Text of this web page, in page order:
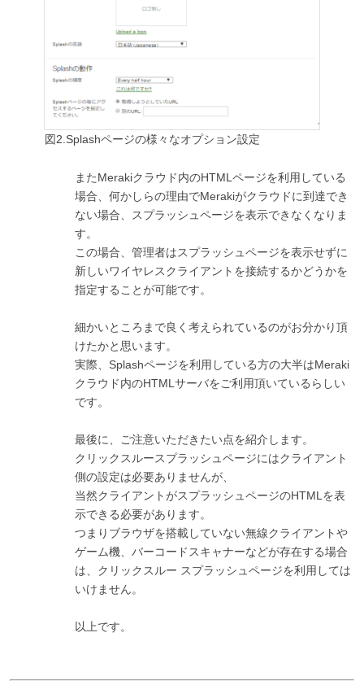
図2.Splashページの様々なオプション設定
またMerakiクラウド内のHTMLページを利用している
場合、何かしらの理由でMerakiがクラウドに到達でき
ない場合、スプラッシュページを表示できなくなりま
す。
この場合、管理者はスプラッシュページを表示せずに
新しいワイヤレスクライアントを接続するかどうかを
指定することが可能です。
細かいところまで良く考えられているのがお分かり頂
けたかと思います。
実際、Splashページを利用している方の大半はMeraki
クラウド内のHTMLサーバをご利用頂いているらしい
です。
最後に、ご注意いただきたい点を紹介します。
クリックスルースプラッシュページにはクライアント
側の設定は必要ありませんが、
当然クライアントがスプラッシュページのHTMLを表
示できる必要があります。
つまりブラウザを搭載していない無線クライアントや
ゲーム機、バーコードスキャナーなどが存在する場合
は、クリックスルー スプラッシュページを利用しては
いけません。
以上です。